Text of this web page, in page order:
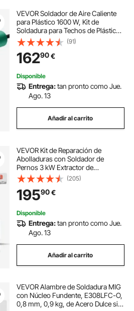
VEVOR Soldador de Aire Caliente
para Plástico 1600 W, Kit de
Soldadura para Techos de Plástico
con 17 Accesorios: Caja de
Herramientas, Boquilla, Rodillo,
Cuchillas para PP/PE/PVC, 330 x 95
x 56 mm
(91)
16290€
Disponible
Entrega:tan pronto como Jue.
Ago. 13
Añadir al carrito
VEVOR Kit de Reparación de
Abolladuras con Soldador de
Pernos 3 kW Extractor de
Abolladuras con Soldador por
Puntos con Soldadura Automática y
Manual 9 Modos Máquina
Extractora de Abolladuras
(205)
19590€
Disponible
Entrega:tan pronto como Jue.
Ago. 13
Añadir al carrito
VEVOR Alambre de Soldadura MIG
con Núcleo Fundente, E308LFC-O,
0,8 mm, 0,9 kg, de Acero Dulce sin